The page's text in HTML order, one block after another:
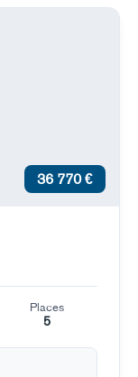
36 770 €
Places
5